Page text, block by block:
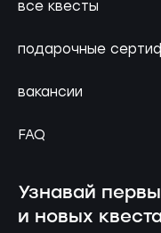
все квесты
подарочные
вакансии
FAQ
Узнавай
и новых